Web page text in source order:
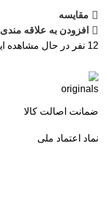
مقایسه
افزودن به علاقه مندی
12 نفر در حال مشاهده
ضمانت اصالت کالا
نماد اعتماد ملی